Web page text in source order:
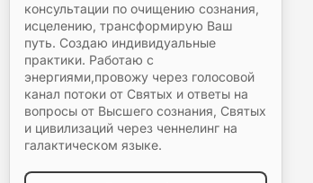
консультации по очищению сознания,
исцелению, трансформирую Ваш
путь. Создаю индивидуальные
практики. Работаю с
энергиями,провожу через голосовой
канал потоки от Святых и ответы на
вопросы от Высшего сознания, Святых
и цивилизаций через ченнелинг на
галактическом языке.